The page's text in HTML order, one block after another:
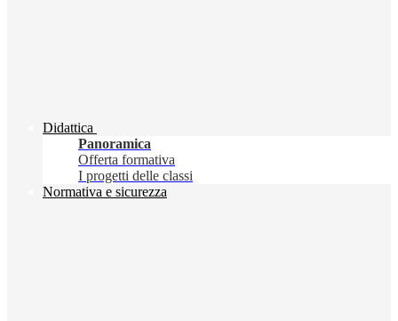
Didattica
Panoramica
Offerta formativa
I progetti delle classi
Normativa e sicurezza